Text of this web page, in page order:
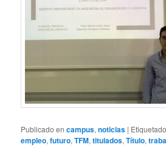
Publicado en campus,noticias | Etiquetado
empleo,futuro,TFM,titulados,Título,